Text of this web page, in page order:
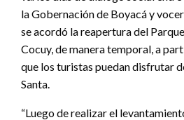
la Gobernación de Boyacá y
se acordó la reapertura del
Cocuy, de manera temporal, a
que los turistas puedan disfrutar
Santa.
“Luego de realizar el